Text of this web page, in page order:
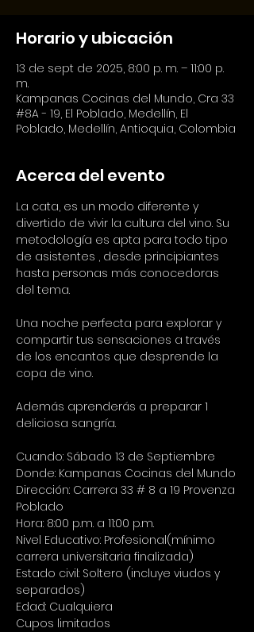
Horario y ubicación
13 de sept de 2025, 8:00 p. m. – 11:00 p.
m.
Kampanas Cocinas del Mundo, Cra 33
#8A - 19, El Poblado, Medellín, El
Poblado, Medellín, Antioquia, Colombia
Acerca del evento
La cata, es un modo diferente y
divertido de vivir la cultura del vino. Su
metodología es apta para todo tipo
de asistentes , desde principiantes
hasta personas más conocedoras
del tema.
Una noche perfecta para explorar y
compartir tus sensaciones a través
de los encantos que desprende la
copa de vino.
Además aprenderás a preparar 1
deliciosa sangría.
Cuando: Sábado 13 de Septiembre
Donde: Kampanas Cocinas del Mundo
Dirección: Carrera 33 # 8 a 19 Provenza
Poblado
Hora: 8:00 p.m. a 11:00 p.m.
Nivel Educativo: Profesional(mínimo
carrera universitaria finalizada)
Estado civil: Soltero (incluye viudos y
separados)
Edad: Cualquiera
Cupos limitados